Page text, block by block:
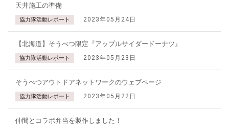
天井施工の準備
協力隊活動レポート 2023年05月24日
【北海道】そうべつ限定『アップルサイダードーナツ』
協力隊活動レポート 2023年05月23日
そうべつアウトドアネットワークのウェブページ
協力隊活動レポート 2023年05月22日
仲間とコラボ弁当を製作しました！